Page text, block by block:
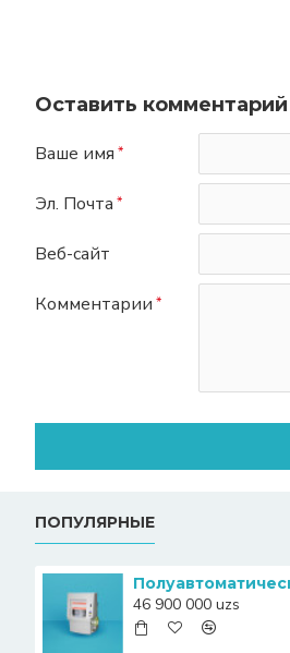
Оставить комментарий
Ваше имя
Эл. Почта
Веб-сайт
Комментарии
ПОПУЛЯРНЫЕ
46 900 000 uzs